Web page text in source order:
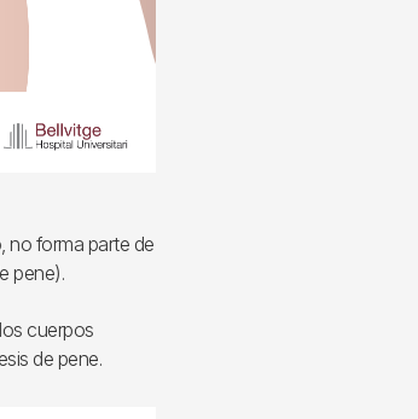
no forma parte de
pene).
cuerpos
de pene.